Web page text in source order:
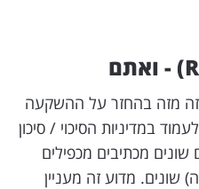
זה מזה בהחזר על ההשקעה
במדיניות הסיכוי / סיכון
מכתיבים מכפילים
מדוע זה מעניין